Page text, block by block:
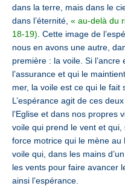
dans la terre, mais dans le
dans l’éternité, « au-delà du
18-19). Cette image de
nous en avons une autre,
première : la voile. Si
l’assurance et qui le
mer, la voile est ce qui le fait
L’espérance agit de ces
l’Eglise et dans nos propres
voile qui prend le vent et
force motrice qui le mène
voile qui, dans les mains
les vents pour faire avancer
ainsi l’espérance.